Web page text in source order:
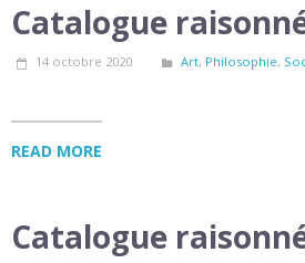
Catalogue
14 octobre 2020 Art, Philosophie,
READ MORE
Catalogue